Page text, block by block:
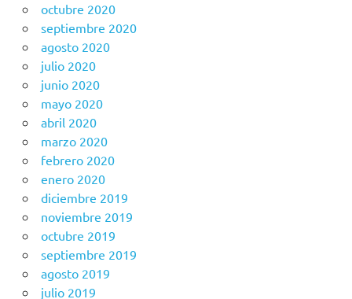
octubre 2020
septiembre 2020
agosto 2020
julio 2020
junio 2020
mayo 2020
abril 2020
marzo 2020
febrero 2020
enero 2020
diciembre 2019
noviembre 2019
octubre 2019
septiembre 2019
agosto 2019
julio 2019